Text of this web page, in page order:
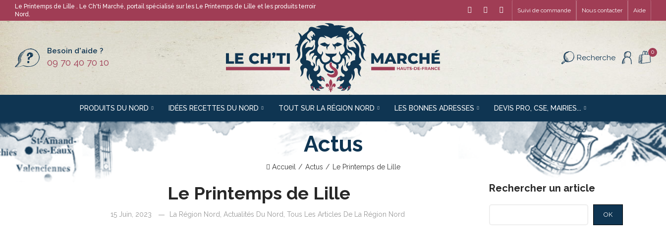
Le Printemps de Lille . Le Ch'ti Marché, portail spécialisé sur les Le Printemps de Lille et les produits terroir
Nord.
Suivi de commande Nous contacter Aide
Besoin d'aide ?
09 70 40 70 10 Recherche
0
PRODUITS DU NORD IDÉES RECETTES DU NORD TOUT SUR LA RÉGION NORD LES BONNES ADRESSES DEVIS PRO, CSE, MAIRIES...
Actus
Accueil Actus Le Printemps de Lille
Le Printemps de Lille
15 Juin, 2023 La Région Nord Actualités Du Nord Tous Les Articles De La Région Nord
Rechercher un article
OK